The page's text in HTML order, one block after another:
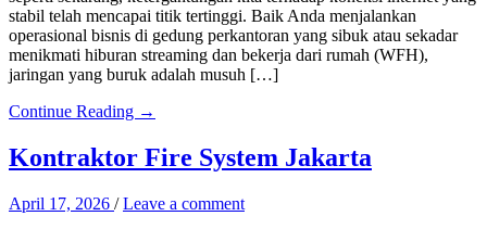
stabil telah mencapai titik tertinggi. Baik Anda menjalankan
operasional bisnis di gedung perkantoran yang sibuk atau sekadar
menikmati hiburan streaming dan bekerja dari rumah (WFH),
jaringan yang buruk adalah musuh […]
Continue Reading →
Kontraktor Fire System Jakarta
April 17, 2026 /Leave a comment